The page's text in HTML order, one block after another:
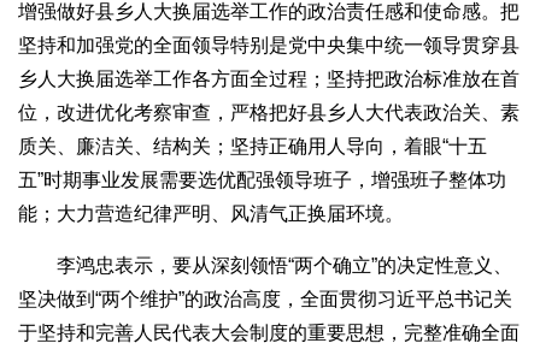
增强做好县乡人大换届选举工作的政治责任感和使命感。把
坚持和加强党的全面领导特别是党中央集中统一领导贯穿县
乡人大换届选举工作各方面全过程；坚持把政治标准放在首
位，改进优化考察审查，严格把好县乡人大代表政治关、素
质关、廉洁关、结构关；坚持正确用人导向，着眼“十五
五”时期事业发展需要选优配强领导班子，增强班子整体功
能；大力营造纪律严明、风清气正换届环境。
李鸿忠表示，要从深刻领悟“两个确立”的决定性意义、
坚决做到“两个维护”的政治高度，全面贯彻习近平总书记关
于坚持和完善人民代表大会制度的重要思想，完整准确全面